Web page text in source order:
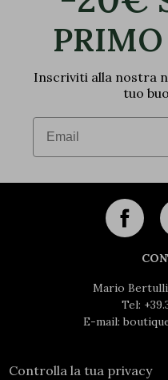
Inscriviti alla nostra
tuo
Email
Mario Bertulli
Tel:
E-mail:
Controlla la tua privacy